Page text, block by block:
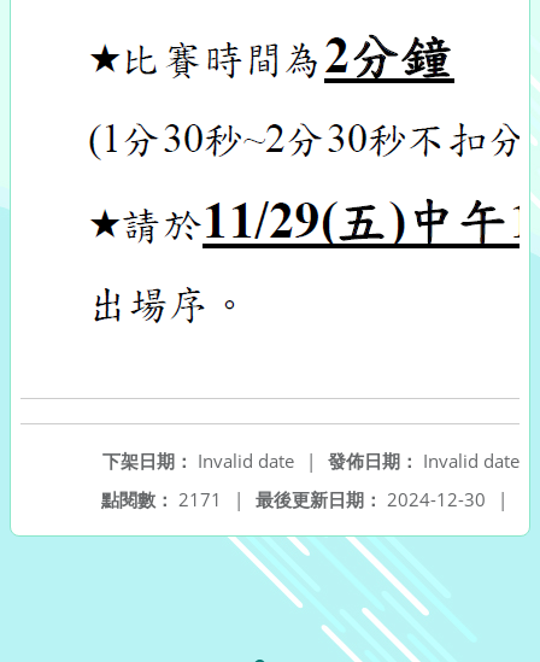
發佈日期： Invalid date
下架日期： Invalid date
|
最後更新日期： 2024-12-30 |
點閱數： 2171 |